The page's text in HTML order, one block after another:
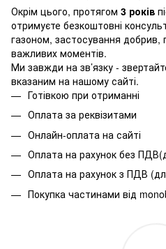
Окрім цього, протягом 3 років
отримуєте безкоштовні
газоном, застосування добрив,
важливих моментів.
Ми завжди на зв’язку -
вказаним на нашому сайті.
Готівкою при отриманні
Оплата за реквізитами
Онлайн-оплата на сайті
Оплата на рахунок без
Оплата на рахунок з ПДВ
Покупка частинами від